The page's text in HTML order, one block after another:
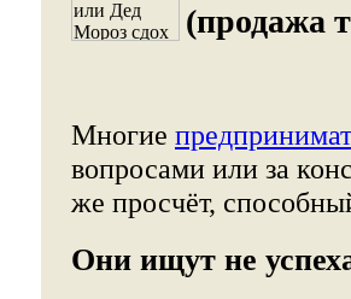
(продажа
Многие
вопросами или за
же просчёт,
Они ищут не